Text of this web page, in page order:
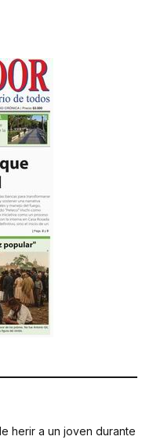
herir a un joven durante